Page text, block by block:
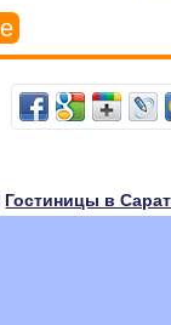
Гостиницы в